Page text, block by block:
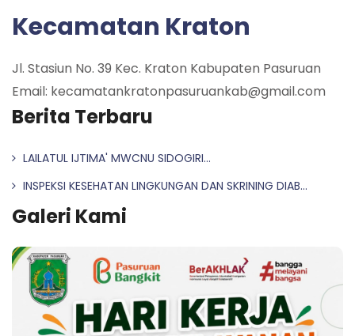
Kecamatan Kraton
Jl. Stasiun No. 39 Kec. Kraton Kabupaten Pasuruan
Email: kecamatankratonpasuruankab@gmail.com
Berita Terbaru
LAILATUL IJTIMA' MWCNU SIDOGIRI...
INSPEKSI KESEHATAN LINGKUNGAN DAN SKRINING DIAB...
Galeri Kami